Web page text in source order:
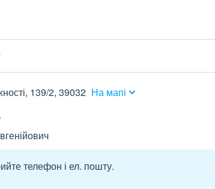
139/2, 39032 На мапі
телефон і ел. пошту.